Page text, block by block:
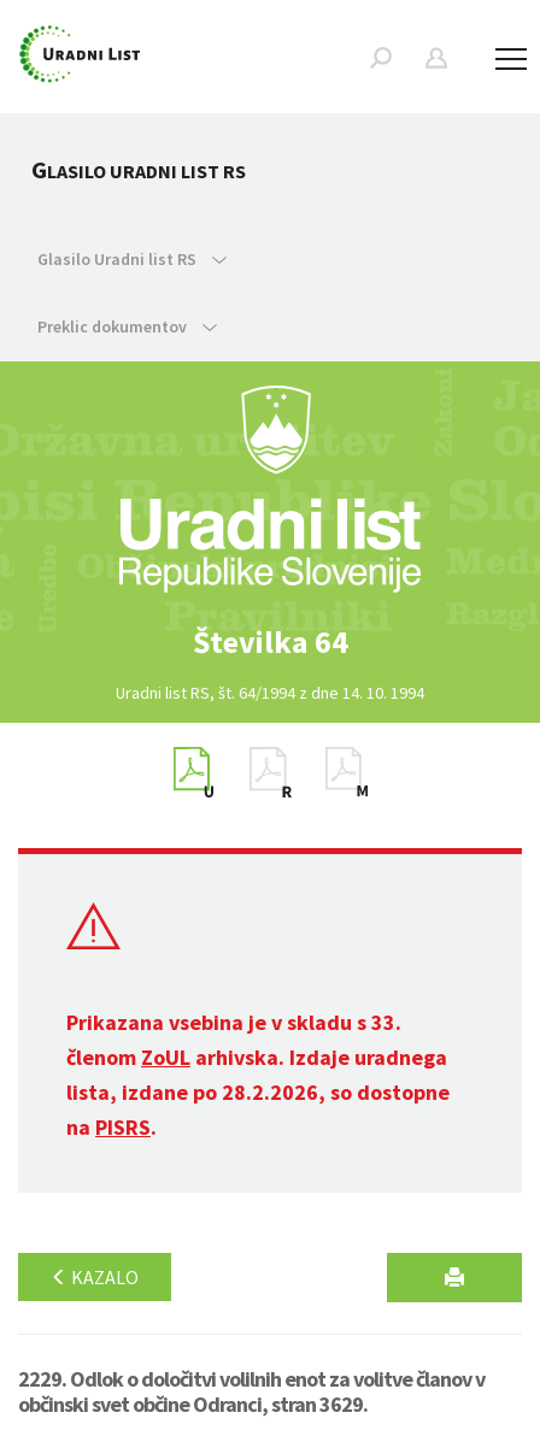
GLASILO URADNI LIST RS
Glasilo Uradni list RS
Preklic dokumentov
Številka 64
Uradni list RS, št. 64/1994 z dne 14. 10. 1994
Prikazana vsebina je v skladu s 33.
členom ZoUL arhivska. Izdaje uradnega
lista, izdane po 28.2.2026, so dostopne
na PISRS.
KAZALO
2229. Odlok o določitvi volilnih enot za volitve članov v
občinski svet občine Odranci, stran 3629.